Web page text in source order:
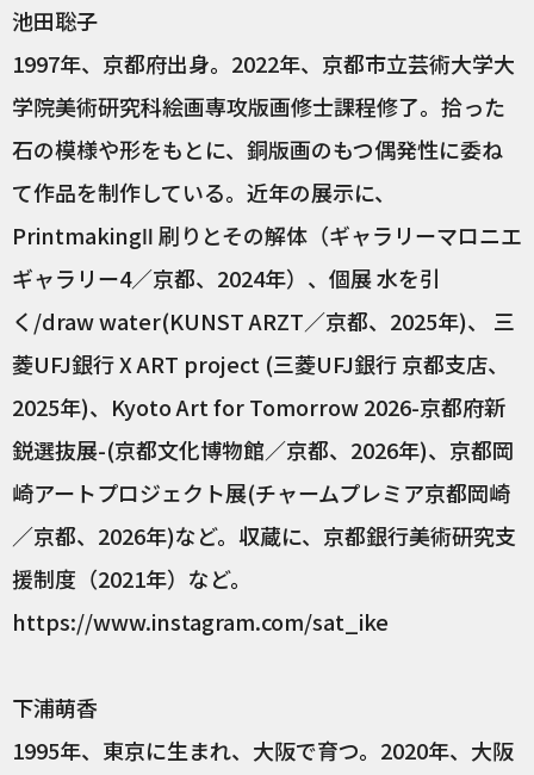
池田聡子
1997年、京都府出身。2022年、京都市立芸術大学大
学院美術研究科絵画専攻版画修士課程修了。拾った
石の模様や形をもとに、銅版画のもつ偶発性に委ね
て作品を制作している。近年の展示に、
PrintmakingⅡ 刷りとその解体（ギャラリーマロニエ
ギャラリー4／京都、2024年）、個展 水を引
く/draw water(KUNST ARZT／京都、2025年)、 三
菱UFJ銀行 X ART project (三菱UFJ銀行 京都支店、
2025年)、Kyoto Art for Tomorrow 2026-京都府新
鋭選抜展-(京都文化博物館／京都、2026年)、京都岡
崎アートプロジェクト展(チャームプレミア京都岡崎
／京都、2026年)など。収蔵に、京都銀行美術研究支
援制度（2021年）など。
https://www.instagram.com/sat_ike
下浦萌香
1995年、東京に生まれ、大阪で育つ。2020年、大阪